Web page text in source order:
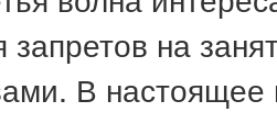
запретов на
В настоящее